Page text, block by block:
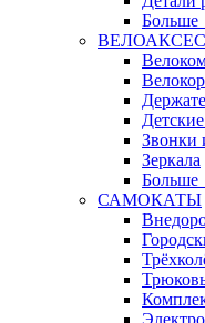
Больше
Звонки
Зеркала
Больше
САМОКАТЫ